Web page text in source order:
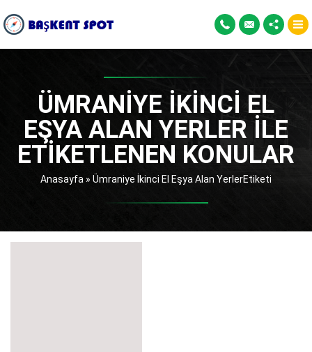
ÜMRANIYE İKINCI EL
EŞYA ALAN YERLER ILE
ETIKETLENEN KONULAR
Anasayfa » Ümraniye İkinci El Eşya Alan YerlerEtiketi